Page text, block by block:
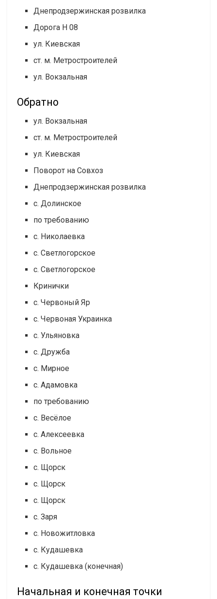
Днепродзержинская розвилка
Дорога H 08
ул. Киевская
ст. м. Метростроителей
ул. Вокзальная
Обратно
ул. Вокзальная
ст. м. Метростроителей
ул. Киевская
Поворот на Совхоз
Днепродзержинская розвилка
с. Долинское
по требованию
с. Николаевка
с. Светлогорское
с. Светлогорское
Кринички
с. Червоный Яр
с. Червоная Украинка
с. Ульяновка
с. Дружба
с. Мирное
с. Адамовка
по требованию
с. Весёлое
с. Алексеевка
с. Вольное
с. Щорск
с. Щорск
с. Щорск
с. Заря
с. Новожитловка
с. Кудашевка
с. Кудашевка (конечная)
Начальная и конечная точки